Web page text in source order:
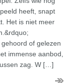
heeft, snapt
Het is niet meer
of gelezen
immense aanbod,
zag. W […]